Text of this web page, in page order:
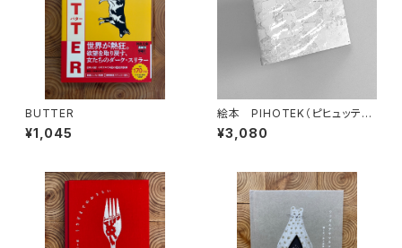
BUTTER
¥1,045
絵本 PIHOTEK（ピヒュッティ）
北極を風と歩く
¥3,080